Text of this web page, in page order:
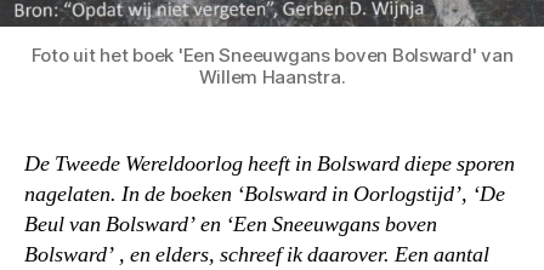
Foto uit het boek 'Een Sneeuwgans boven Bolsward' van
Willem Haanstra.
De Tweede Wereldoorlog heeft in Bolsward diepe sporen
nagelaten. In de boeken ‘Bolsward in Oorlogstijd’, ‘De
Beul van Bolsward’ en ‘Een Sneeuwgans boven
Bolsward’ , en elders, schreef ik daarover. Een aantal